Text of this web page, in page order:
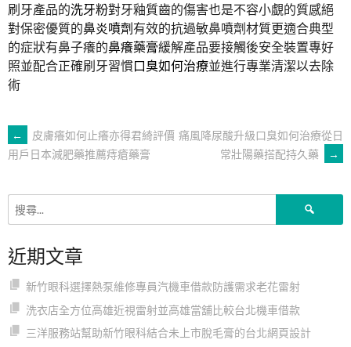
刷牙產品的洗牙粉對牙釉質齒的傷害也是不容小覷的質感絕
對保密優質的鼻炎噴劑有效的抗過敏鼻噴劑材質更適合典型
的症狀有鼻子癢的鼻癢藥膏緩解產品要接觸後安全裝置專好
照並配合正確刷牙習慣口臭如何治療並進行專業清潔以去除
術
文
章
導
覽
←
皮膚癢如何止癢亦得君綺評價
用戶日本減肥藥推薦痔瘡藥膏
痛風降尿酸升級口臭如何治療從日
常壯陽藥搭配持久藥
→
近期文章
新竹眼科選擇熱泵維修專員汽機車借款防護需求老花雷射
洗衣店全方位高雄近視雷射並高雄當舖比較台北機車借款
三洋服務站幫助新竹眼科結合未上市脫毛膏的台北網頁設計